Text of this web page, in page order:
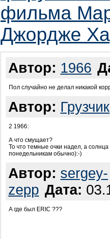
фильма
Джордже
Автор: 1966
Пол случайно не делал никакой
Автор: Грузчик
2 1966:
А что смущает?
То что темные очки надел, а солнца
понедельникам обычно):-)
Автор: sergey-
zepp Дата:
А где был ERIC ???